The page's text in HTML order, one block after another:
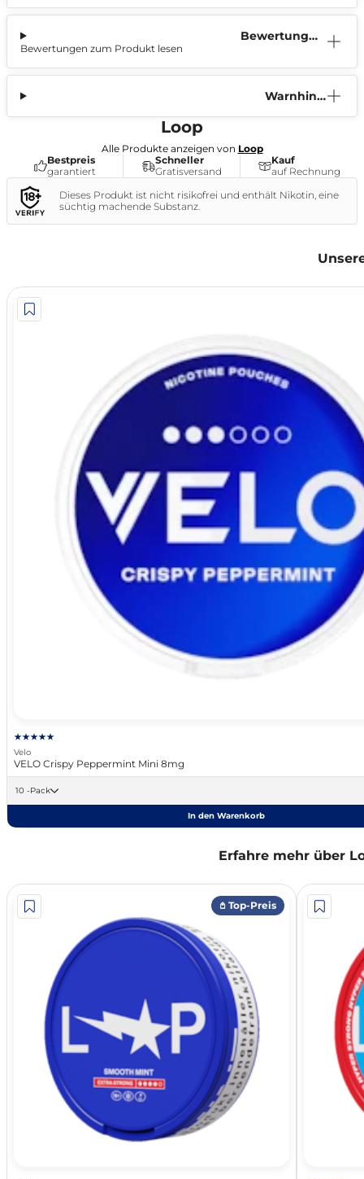
Bewertunge
Bewertungen zum Produkt lesen
Warnhinw
Loop
Alle Produkte anzeigen von Loop
Bestpreis
garantiert
Schneller
Gratisversand
Kauf
auf Rechnung
Dieses Produkt ist nicht risikofrei und enthält Nikotin, eine
süchtig machende Substanz.
Velo
VELO Crispy Peppermint Mini 8mg
10 -Pack
In den Warenkorb
Erfahre mehr über
𖤘 Top-Preis